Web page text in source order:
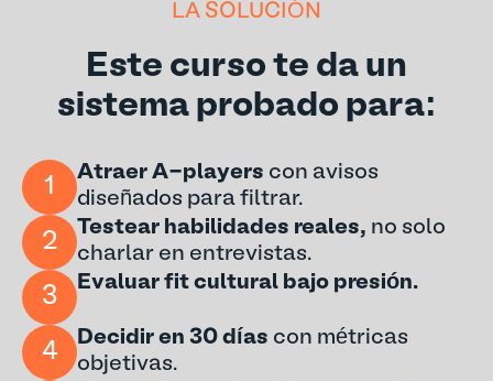
LA SOLUCIÓN
Este curso te da un
sistema probado para:
1
Atraer A-players con avisos
diseñados para filtrar.
2
Testear habilidades reales, no solo
charlar en entrevistas.
3
Evaluar fit cultural bajo presión.
4
Decidir en 30 días con métricas
objetivas.